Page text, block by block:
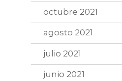
octubre 2021
agosto 2021
julio 2021
junio 2021